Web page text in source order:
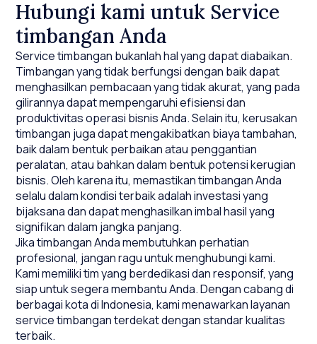
Hubungi kami untuk Service
timbangan Anda
Service timbangan bukanlah hal yang dapat diabaikan.
Timbangan yang tidak berfungsi dengan baik dapat
menghasilkan pembacaan yang tidak akurat, yang pada
gilirannya dapat mempengaruhi efisiensi dan
produktivitas operasi bisnis Anda. Selain itu, kerusakan
timbangan juga dapat mengakibatkan biaya tambahan,
baik dalam bentuk perbaikan atau penggantian
peralatan, atau bahkan dalam bentuk potensi kerugian
bisnis. Oleh karena itu, memastikan timbangan Anda
selalu dalam kondisi terbaik adalah investasi yang
bijaksana dan dapat menghasilkan imbal hasil yang
signifikan dalam jangka panjang.
Jika timbangan Anda membutuhkan perhatian
profesional, jangan ragu untuk menghubungi kami.
Kami memiliki tim yang berdedikasi dan responsif, yang
siap untuk segera membantu Anda. Dengan cabang di
berbagai kota di Indonesia, kami menawarkan layanan
service timbangan terdekat dengan standar kualitas
terbaik.